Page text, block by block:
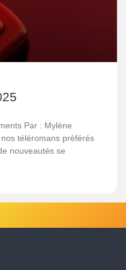
Par : Mylène
téléromans préférés
nouveautés se